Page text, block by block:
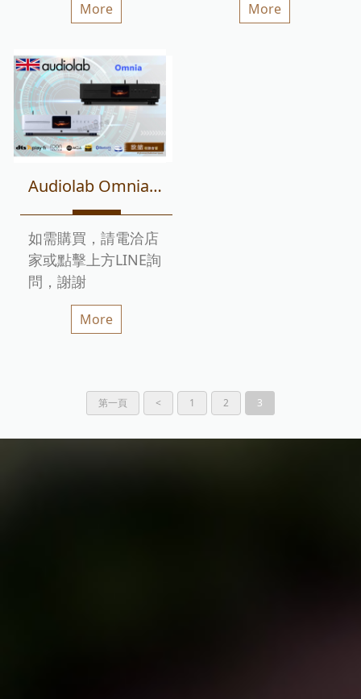
More More
Audiolab Omnia 全能串流音響系統 迎家代理
如需購買，請電洽店
家或點擊上方LINE詢
問，謝謝
More
第一頁 < 1 2 3